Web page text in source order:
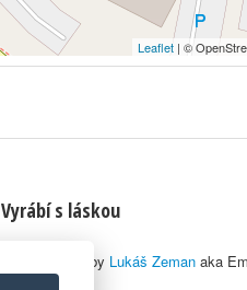
Leaflet | ©
Vyrábí s láskou
© 2010–2026 by Lukáš Zeman aka